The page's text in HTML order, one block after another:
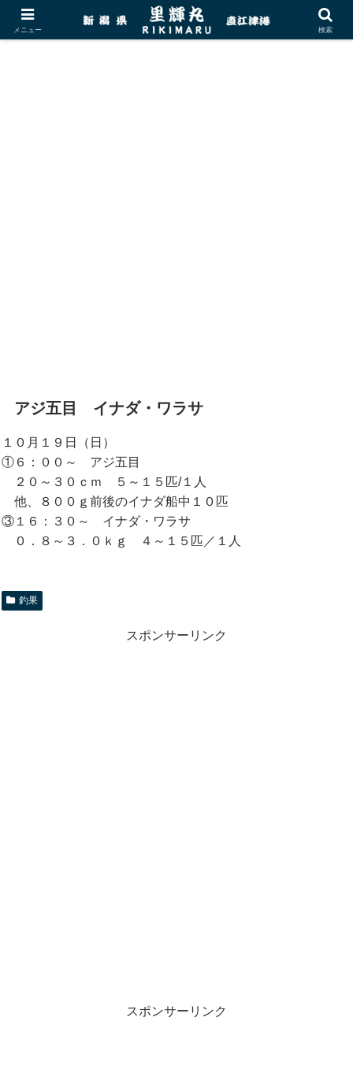
アジ五目 イナダ・ワラサ
１０月１９日（日）
①６：００～ アジ五目
２０～３０ｃｍ ５～１５匹/１人
他、８００ｇ前後のイナダ船中１０匹
③１６：３０～ イナダ・ワラサ
０．８～３．０ｋｇ ４～１５匹／１人
釣果
スポンサーリンク
スポンサーリンク
メニュー 検索